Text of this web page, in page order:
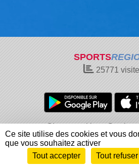
SPORTS
25771
Charte cookies
Gestion
Informations légales
Signaler un
Envie de participer ?
Ce site utilise des cookies et vous
que vous souhaitez activer
Tout accepter
Tout refuser